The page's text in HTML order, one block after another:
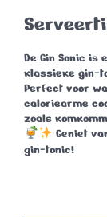
De Gin Sonic is
klassieke gin-
Perfect voor
caloriearme
zoals
Geniet
gin-tonic!